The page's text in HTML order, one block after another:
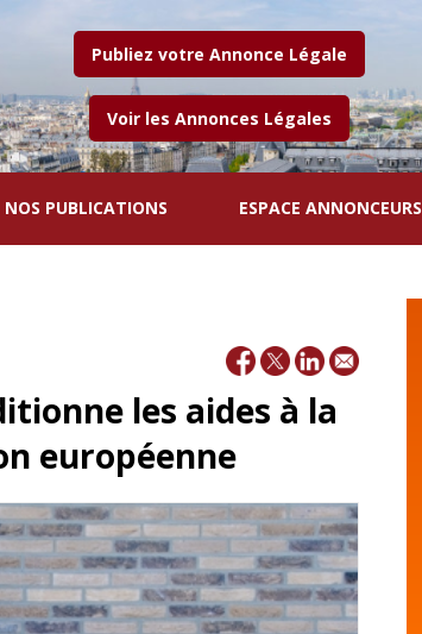
Publiez votre Annonce Légale
Voir les Annonces Légales
NOS PUBLICATIONS ESPACE ANNONCEURS
les aides à la
européenne